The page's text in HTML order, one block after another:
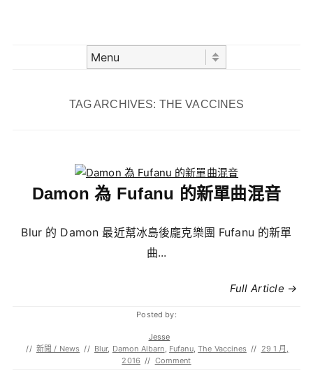
TAG ARCHIVES: THE VACCINES
Damon 為 Fufanu 的新單曲混音
Blur 的 Damon 最近幫冰島後龐克樂團 Fufanu 的新單
曲...
Full Article →
Posted by:
Jesse
// 新聞 / News // Blur, Damon Albarn, Fufanu,The Vaccines // 29 1 月,
2016 // Comment